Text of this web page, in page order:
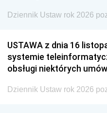
Dziennik Ustaw rok 2026
USTAWA z dnia 16
systemie
obsługi niektórych umów
Dziennik Ustaw rok 2026